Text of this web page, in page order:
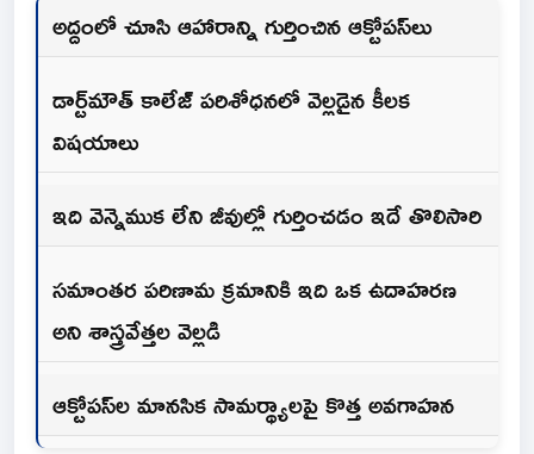
అద్దంలో చూసి ఆహారాన్ని గుర్తించిన ఆక్టోపస్‌లు
డార్ట్‌మౌత్ కాలేజ్ పరిశోధనలో వెల్లడైన కీలక
విషయాలు
ఇది వెన్నెముక లేని జీవుల్లో గుర్తించడం ఇదే తొలిసారి
సమాంతర పరిణామ క్రమానికి ఇది ఒక ఉదాహరణ
అని శాస్త్రవేత్తల వెల్లడి
ఆక్టోపస్‌ల మానసిక సామర్థ్యాలపై కొత్త అవగాహన